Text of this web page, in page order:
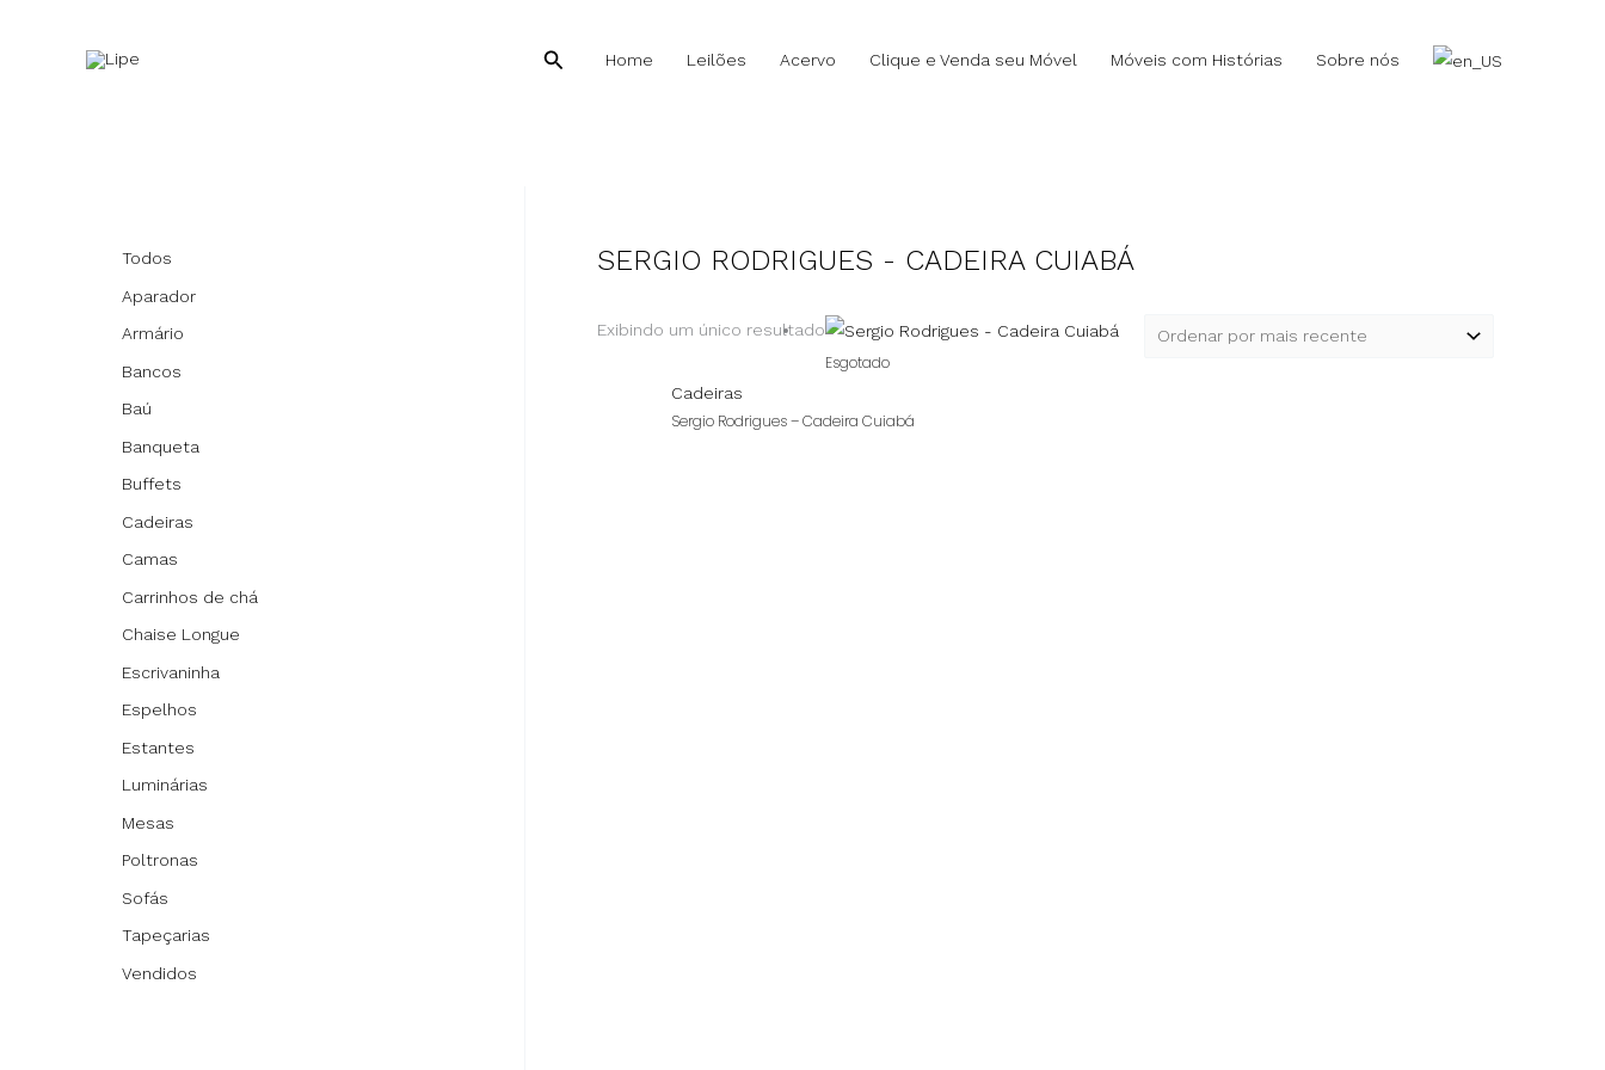
Pesquisar
Home Leilões Acervo Clique e Venda seu Móvel Móveis com Histórias Sobre nós
Todos
Aparador
Armário
Bancos
Baú
Banqueta
Buffets
Cadeiras
Camas
Carrinhos de chá
Chaise Longue
Escrivaninha
Espelhos
Estantes
Luminárias
Mesas
Poltronas
Sofás
Tapeçarias
Vendidos
SERGIO RODRIGUES - CADEIRA CUIABÁ
Exibindo um único resultado
Esgotado
Cadeiras
Sergio Rodrigues – Cadeira Cuiabá